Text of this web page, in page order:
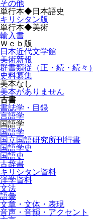
その他
単行本◆日本語史
キリシタン版
単行本◆美術
輸入書
Ｗｅｂ版
日本近代文学館
美術新報
群書類従（正・続・続々）
史料纂集
美本なし
美本がありません
古書
書誌学・目録
言語学
国語学
国語学
国立国語研究所刊行書
国語学史
国語史
古辞書
キリシタン資料
洋学資料
文法
語彙
文章・文体・表現
音声・音韻・アクセント